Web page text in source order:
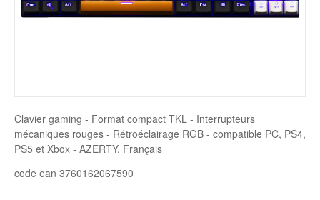
Disque SSD
Clavier gaming - Format compact TKL - Interrupteurs
mécaniques rouges - Rétroéclairage RGB - compatible PC, PS4,
PS5 et Xbox - AZERTY, Français
code ean 3760162067590